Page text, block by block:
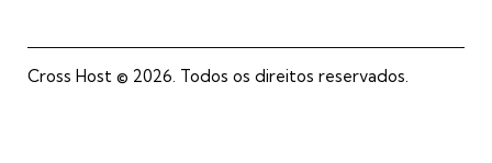
Cross Host © 2026. Todos os direitos reservados.